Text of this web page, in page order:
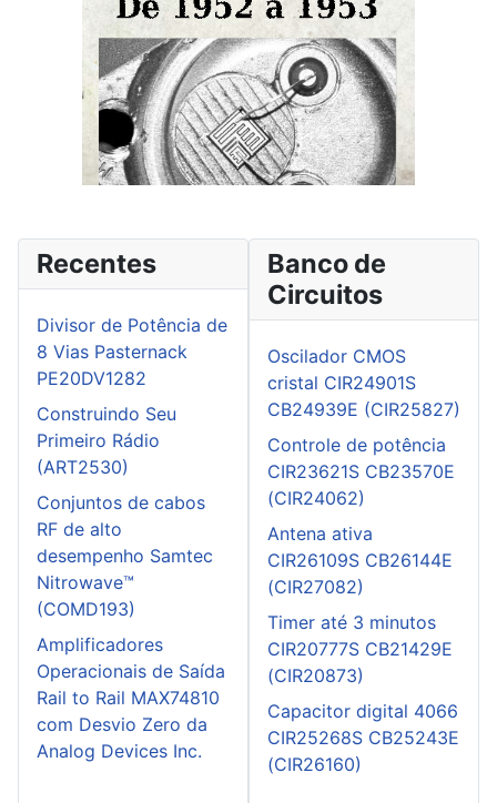
Recentes
Divisor de Potência de
8 Vias Pasternack
PE20DV1282
Construindo Seu
Primeiro Rádio
(ART2530)
Conjuntos de cabos
RF de alto
desempenho Samtec
Nitrowave™
(COMD193)
Amplificadores
Operacionais de Saída
Rail to Rail MAX74810
com Desvio Zero da
Analog Devices Inc.
Banco de
Circuitos
Oscilador CMOS
cristal CIR24901S
CB24939E (CIR25827)
Controle de potência
CIR23621S CB23570E
(CIR24062)
Antena ativa
CIR26109S CB26144E
(CIR27082)
Timer até 3 minutos
CIR20777S CB21429E
(CIR20873)
Capacitor digital 4066
CIR25268S CB25243E
(CIR26160)